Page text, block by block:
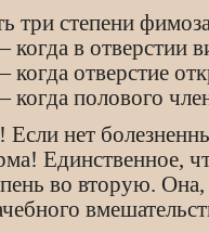
три степени
когда в отверстии
когда отверстие
когда полового
Если нет
Единственное,
во вторую. Она,